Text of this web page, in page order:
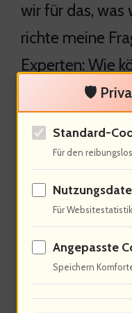
wir für das, was
richte meine
Experten: Wie
Bewegungen
Skandalen
Der Einfluss
🛡️
Standard-
Für den
Für
Angepasste
Speichern